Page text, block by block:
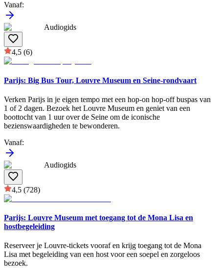
Vanaf:
Audiogids
4,5 (6)
Parijs: Big Bus Tour, Louvre Museum en Seine-rondvaart
Verken Parijs in je eigen tempo met een hop-on hop-off buspas van
1 of 2 dagen. Bezoek het Louvre Museum en geniet van een
boottocht van 1 uur over de Seine om de iconische
bezienswaardigheden te bewonderen.
Vanaf:
Audiogids
4,5 (728)
Parijs: Louvre Museum met toegang tot de Mona Lisa en
hostbegeleiding
Reserveer je Louvre-tickets vooraf en krijg toegang tot de Mona
Lisa met begeleiding van een host voor een soepel en zorgeloos
bezoek.